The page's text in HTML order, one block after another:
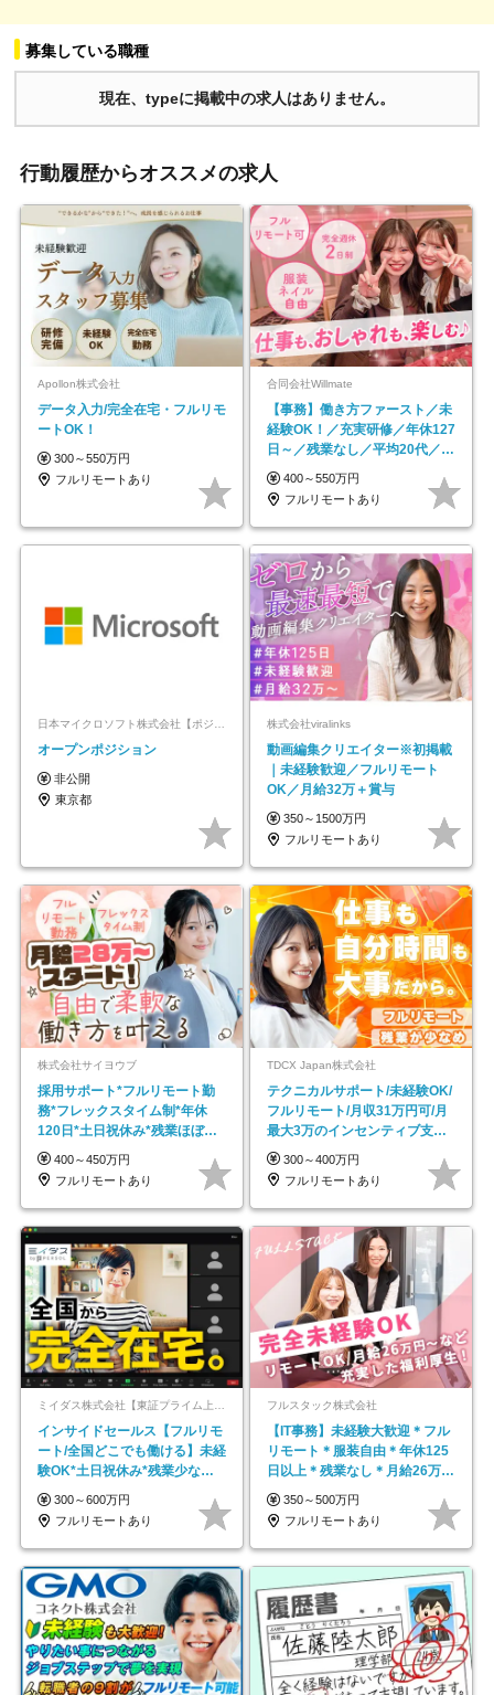
募集している職種
現在、typeに掲載中の求人はありません。
行動履歴からオススメの求人
Apollon株式会社
データ入力/完全在宅・フルリモ
ートOK！
300～550万円
フルリモートあり
合同会社Willmate
【事務】働き方ファースト／未
経験OK！／充実研修／年休127
日～／残業なし／平均20代／リ
モートOK
400～550万円
フルリモートあり
日本マイクロソフト株式会社【ポジションマッチ登録】
オープンポジション
非公開
東京都
株式会社viralinks
動画編集クリエイター※初掲載
｜未経験歓迎／フルリモート
OK／月給32万＋賞与
350～1500万円
フルリモートあり
株式会社サイヨウブ
採用サポート*フルリモート勤
務*フレックスタイム制*年休
120日*土日祝休み*残業ほぼな
し*育児中社員8割以上
400～450万円
フルリモートあり
TDCX Japan株式会社
テクニカルサポート/未経験OK/
フルリモート/月収31万円可/月
最大3万のインセンティブ支給/
平均年齢33歳
300～400万円
フルリモートあり
ミイダス株式会社【東証プライム上場パーソルグループ】
インサイドセールス【フルリモ
ート/全国どこでも働ける】未経
験OK*土日祝休み*残業少なめ*
在宅勤務手当あり
300～600万円
フルリモートあり
フルスタック株式会社
【IT事務】未経験大歓迎＊フル
リモート＊服装自由＊年休125
日以上＊残業なし＊月給26万円
以上
350～500万円
フルリモートあり